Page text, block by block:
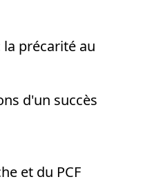
précarité au
d'un succès
et du PCF